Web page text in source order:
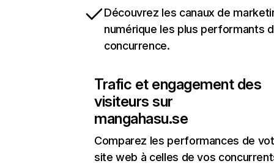
Découvrez les canaux de
numérique les plus performants
concurrence.
Trafic et engagement des
visiteurs sur
mangahasu.se
Comparez les performances de
site web à celles de vos